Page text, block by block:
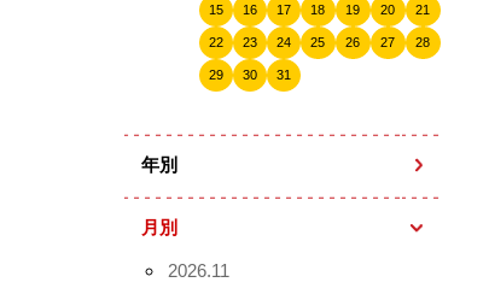
15 16 17 18 19 20 21
22 23 24 25 26 27 28
29 30 31
年別
月別
2026.11